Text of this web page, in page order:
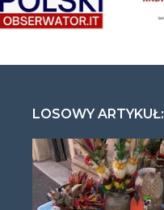
LOSOWY ARTYKUŁ: